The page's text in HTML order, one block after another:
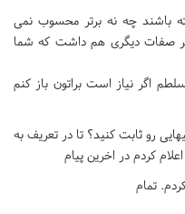
باشند چه نه برتر محسوب نمی
صفات دیگری هم داشت که شما
اگر نیاز است براتون باز کنم
رو ثابت کنید؟ تا در تعریف به
کردم در اخرین پیام
تمام